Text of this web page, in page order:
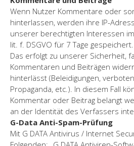
Wenn Nutzer Kommentare oder
hinterlassen, werden ihre IP-
unserer berechtigten Interessen
lit. f. DSGVO für 7 Tage gespeichert.
Das erfolgt zu unserer Sicherheit,
Kommentaren und Beiträgen
hinterlässt (Beleidigungen,
Propaganda, etc.). In diesem Fall
Kommentar oder Beitrag belangt
an der Identität des Verfassers
G-Data Anti-Spam-Prüfung
Mit G DATA Antivirus / Internet